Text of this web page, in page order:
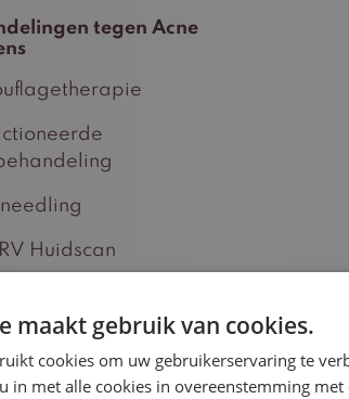
tegen Acne
Huidscan
maakt gebruik van cookies.
cookies om uw gebruikerservaring te
in met alle cookies in overeenstemming met